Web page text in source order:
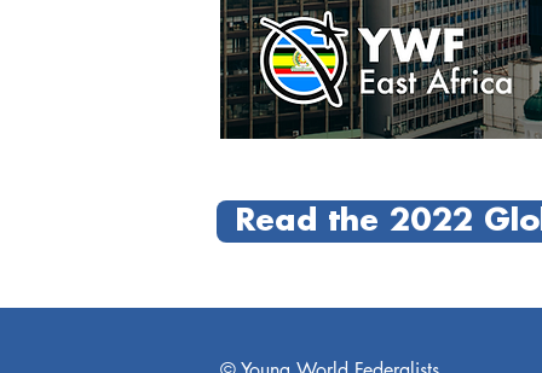
Read the 2022